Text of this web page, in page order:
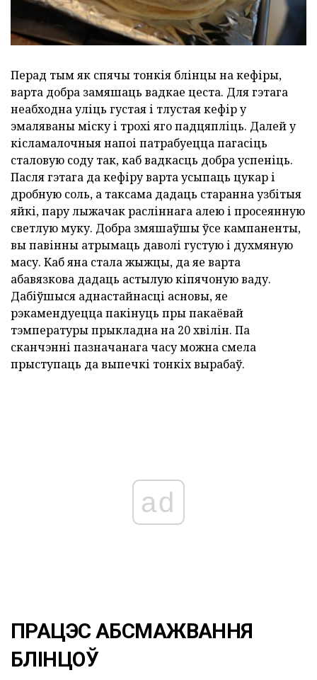
Перад тым як спячы тонкія блінцы на кефіры,
варта добра замяшаць вадкае цеста. Для гэтага
неабходна уліць густая і тлустая кефір у
эмаляваны міску і трохі яго падцяпліць. Далей у
кісламалочныя напоі патрабуецца пагасіць
сталовую соду так, каб вадкасць добра успеніць.
Пасля гэтага да кефіру варта усыпаць цукар і
дробную соль, а таксама дадаць старанна узбітыя
яйкі, пару лыжачак расліннага алею і просеянную
светлую муку. Добра змяшаўшы ўсе кампаненты,
вы павінны атрымаць даволі густую і духмяную
масу. Каб яна стала жыжцы, да яе варта
абавязкова дадаць астылую кіпячоную ваду.
Дабіўшыся аднастайнасці асновы, яе
рэкамендуецца пакінуць пры пакаёвай
тэмпературы прыкладна на 20 хвілін. Па
сканчэнні пазначанага часу можна смела
прыступаць да выпечкі тонкіх вырабаў.
ad
ПРАЦЭС АБСМАЖВАННЯ
БЛІНЦОЎ